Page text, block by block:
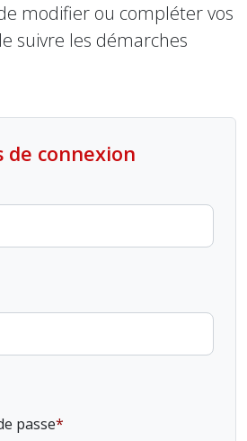
modifier ou compléter vos
suivre les démarches
connexion
passe